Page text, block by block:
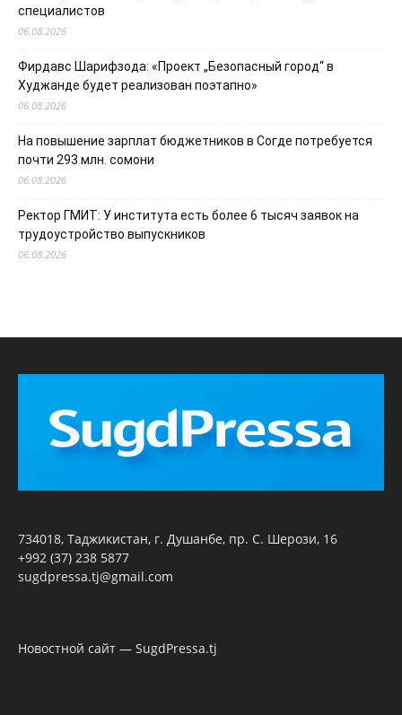
специалистов
06.08.2026
Фирдавс Шарифзода: «Проект „Безопасный город“ в
Худжанде будет реализован поэтапно»
06.08.2026
На повышение зарплат бюджетников в Согде потребуется
почти 293 млн. сомони
06.08.2026
Ректор ГМИТ: У института есть более 6 тысяч заявок на
трудоустройство выпускников
06.08.2026
734018, Таджикистан, г. Душанбе, пр. С. Шерози, 16
+992 (37) 238 5877
sugdpressa.tj@gmail.com
Новостной сайт — SugdPressa.tj